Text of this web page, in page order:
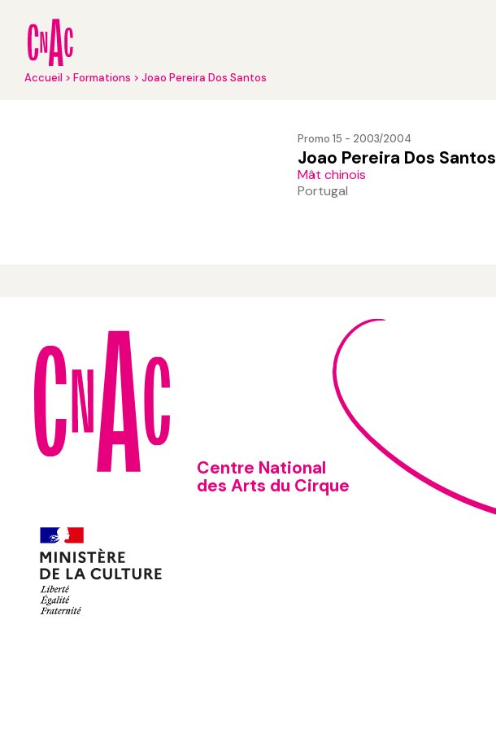
contenu
principal
Fil
Accueil Formations Joao Pereira Dos Santos
Promo 15 - 2003/2004
Joao Pereira Dos Santos
Mât chinois
Portugal
Centre National
des Arts du Cirque